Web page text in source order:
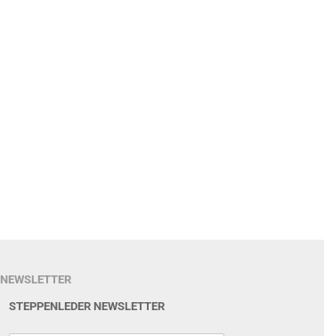
NEWSLETTER
STEPPENLEDER NEWSLETTER